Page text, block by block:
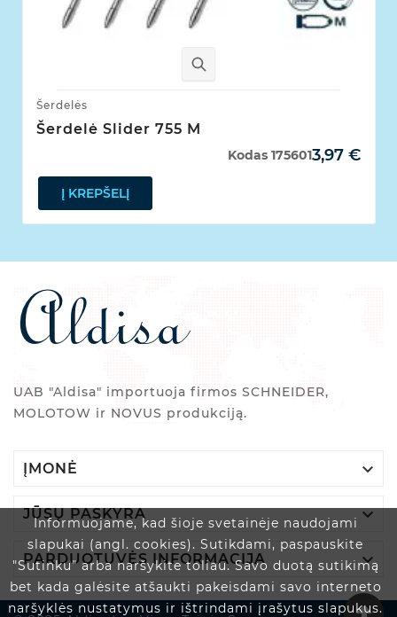
Informuojame, kad šioje svetainėje naudojami
slapukai (angl. cookies). Sutikdami, paspauskite
"Sutinku" arba naršykite toliau. Savo duotą sutikimą
bet kada galėsite atšaukti pakeisdami savo interneto
naršyklės nustatymus ir ištrindami įrašytus slapukus.
Šerdelės
Šerdelė Slider 755 M
3,97 €
Kodas 175601
Į KREPŠELĮ
UAB "Aldisa" importuoja firmos SCHNEIDER,
MOLOTOW ir NOVUS produkciją.
ĮMONĖ 
JŪSŲ PASKYRA 
PARDUOTUVĖS INFORMACIJA 